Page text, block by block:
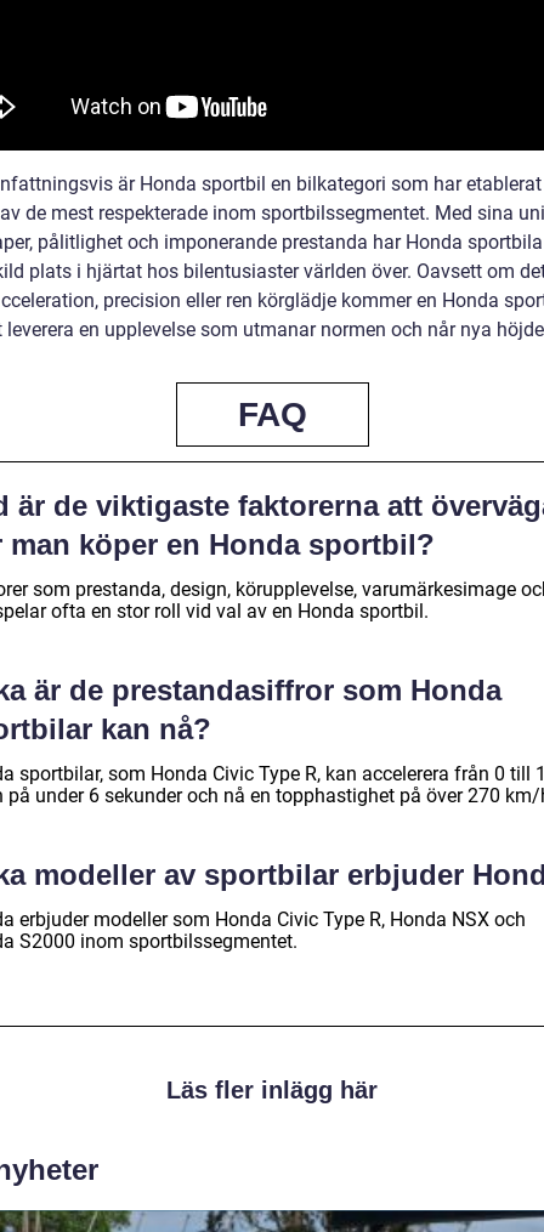
är Honda sportbil en bilkategori som har
de mest respekterade inom sportbilssegmentet. Med sina
pålitlighet och imponerande prestanda har Honda
plats i hjärtat hos bilentusiaster världen över. Oavsett om
precision eller ren körglädje kommer en Honda
en upplevelse som utmanar normen och når nya
FAQ
är de viktigaste faktorerna att
man köper en Honda sportbil?
som prestanda, design, körupplevelse, varumärkesimage
ofta en stor roll vid val av en Honda sportbil.
är de prestandasiffror som Honda
kan nå?
sportbilar, som Honda Civic Type R, kan accelerera från 0 till
på under 6 sekunder och nå en topphastighet på över 270 km/
modeller av sportbilar erbjuder
erbjuder modeller som Honda Civic Type R, Honda NSX och
S2000 inom sportbilssegmentet.
Läs fler inlägg här